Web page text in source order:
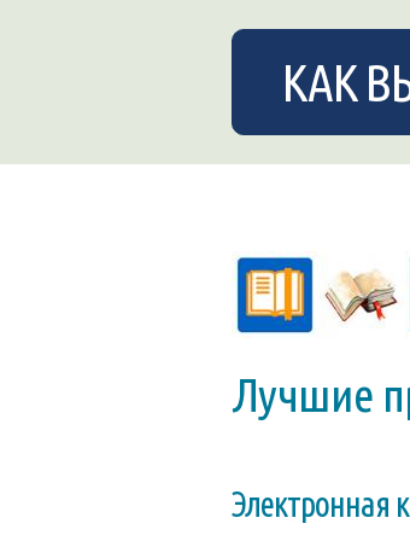
КАК
Лучшие
Электронная